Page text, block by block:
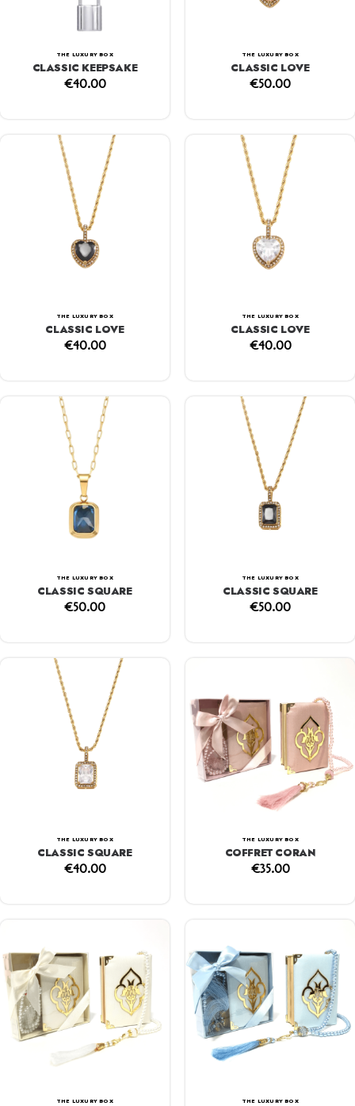
THE LUXURY BOX
CLASSIC KEEPSAKE
€40.00
THE LUXURY BOX
CLASSIC LOVE
€50.00
THE LUXURY BOX
CLASSIC LOVE
€40.00
THE LUXURY BOX
CLASSIC LOVE
€40.00
THE LUXURY BOX
CLASSIC SQUARE
€50.00
THE LUXURY BOX
CLASSIC SQUARE
€50.00
THE LUXURY BOX
CLASSIC SQUARE
€40.00
THE LUXURY BOX
COFFRET CORAN
€35.00
THE LUXURY BOX THE LUXURY BOX